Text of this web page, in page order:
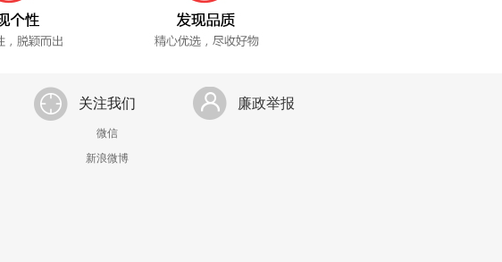
关注我们
微信
新浪微博
廉政举报